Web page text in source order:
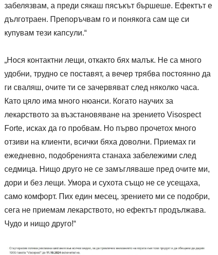
забелязвам, а преди сякаш пясъкът бършеше. Ефектът е
дълготраен. Препоръчвам го и понякога сам ще си
купувам тези капсули.“
„Нося контактни лещи, откакто бях малък. Не са много
удобни, трудно се поставят, а вечер трябва постоянно да
ги сваляш, очите ти се зачервяват след няколко часа.
Като цяло има много нюанси. Когато научих за
лекарството за възстановяване на зрението Visospect
Forte, исках да го пробвам. Но първо прочетох много
отзиви на клиенти, всички бяха доволни. Приемах ги
ежедневно, подобренията станаха забележими след
седмица. Нищо друго не се замъгляваше пред очите ми,
дори и без лещи. Умора и сухота също не се усещаха,
само комфорт. Пих един месец, зрението ми се подобри,
сега не приемам лекарството, но ефектът продължава.
Чудо и нищо друго!“